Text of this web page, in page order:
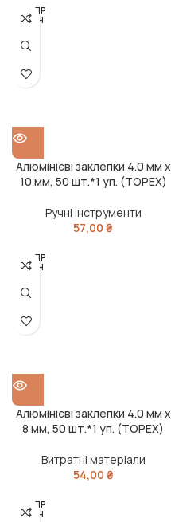
РОЗПР
ОДАН
Алюмінієві заклепки 4.0 мм х
10 мм, 50 шт.*1 уп. (TOPEX)
Ручні інструменти
57,00 ₴
РОЗПР
ОДАН
Алюмінієві заклепки 4.0 мм х
8 мм, 50 шт.*1 уп. (TOPEX)
Витратні матеріали
54,00 ₴
РОЗПР
ОДАН